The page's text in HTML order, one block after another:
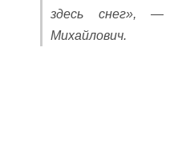
здесь снег», —
Михайлович.